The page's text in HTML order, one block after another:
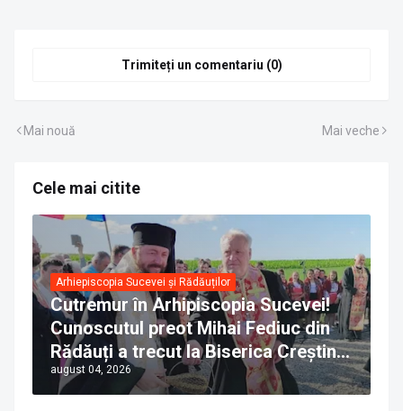
Trimiteți un comentariu (0)
Mai nouă Mai veche
Cele mai citite
Arhiepiscopia Sucevei și Rădăuților
Cutremur în Arhipiscopia Sucevei!
Cunoscutul preot Mihai Fediuc din
Rădăuți a trecut la Biserica Creștină
Ortodoxă Valahă. ÎPS Calinic anunță
că îi pregătește judecata canonică
august 04, 2026